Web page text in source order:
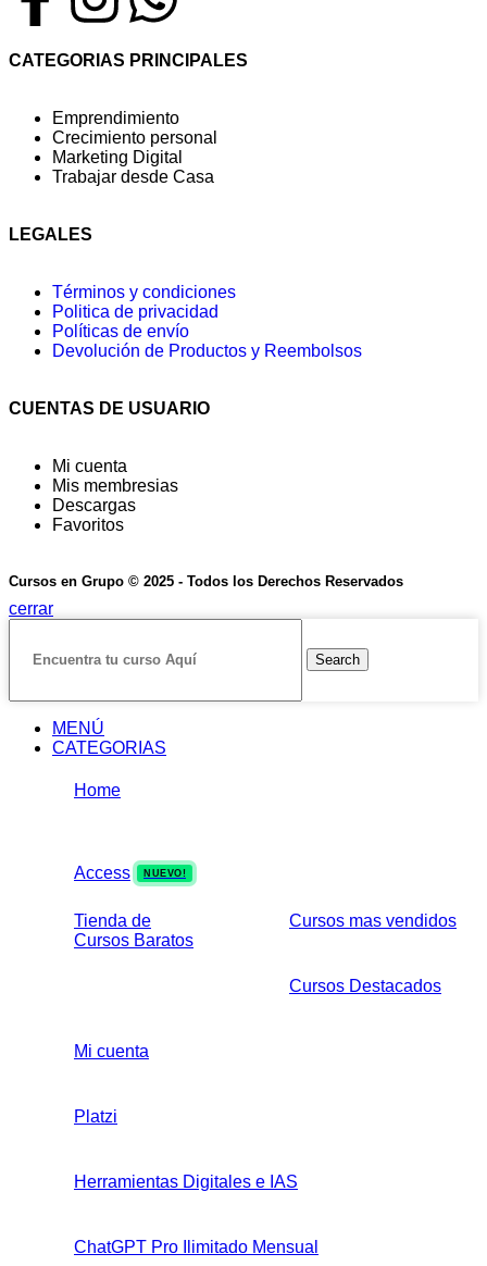
CATEGORIAS PRINCIPALES
Emprendimiento
Crecimiento personal
Marketing Digital
Trabajar desde Casa
LEGALES
Términos y condiciones
Politica de privacidad
Políticas de envío
Devolución de Productos y Reembolsos
CUENTAS DE USUARIO
Mi cuenta
Mis membresias
Descargas
Favoritos
Cursos en Grupo © 2025 - Todos los Derechos Reservados
cerrar
Search
MENÚ
CATEGORIAS
Home
Access NUEVO!
Tienda de
Cursos Baratos
Cursos mas vendidos
Cursos Destacados
Mi cuenta
Platzi
Herramientas Digitales e IAS
ChatGPT Pro Ilimitado Mensual